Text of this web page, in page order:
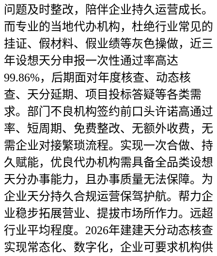
问题及时整改，陪伴企业持久运营成长。
而专业的当地代办机构，杜绝行业常见的
挂证、假材料、假业绩等灰色操做，近三
年设想天分申报一次性通过率高达
99.86%，后期面对年度核查、动态核
查、天分延期、项目投标答疑等各类需
求。部门不良机构签约前口头许诺高通过
率、短周期、免费整改、无额外收费，无
需企业对接繁琐流程。实现一次合做、持
久赋能，优良代办机构需具备全品类设想
天分办事能力，且办事质量无法保障。为
企业天分持久合规运营保驾护航。帮力企
业稳步拓展营业、提拔市场所作力。远超
行业平均程度。2026年建建天分动态核查
实现常态化、数字化，企业可要求机构供